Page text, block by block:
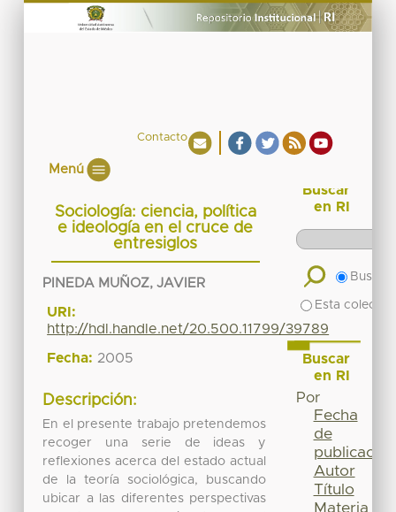
Contacto
Menú
Sociología: ciencia, política
e ideología en el cruce de
entresiglos
PINEDA MUÑOZ, JAVIER
URI:
http://hdl.handle.net/20.500.11799/39789
Fecha: 2005
Descripción:
En el presente trabajo pretendemos
recoger una serie de ideas y
reflexiones acerca del estado actual
de la teoría sociológica, buscando
ubicar a las diferentes perspectivas
Buscar
en RI
Buscar
Esta
Buscar
en RI
Por
Fecha
de
publicación
Autor
Título
Materia